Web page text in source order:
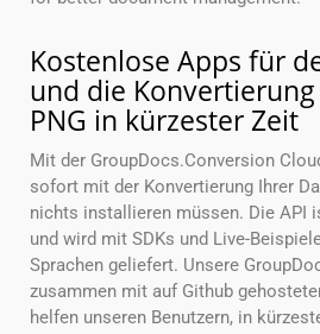
Kostenlose Apps für
und die
PNG in kürzester Zeit
Mit der GroupDocs.Conversion
sofort mit der Konvertierung Ihrer
nichts installieren müssen. Die API
und wird mit SDKs und Live-
Sprachen geliefert. Unsere
zusammen mit auf Github
helfen unseren Benutzern, in